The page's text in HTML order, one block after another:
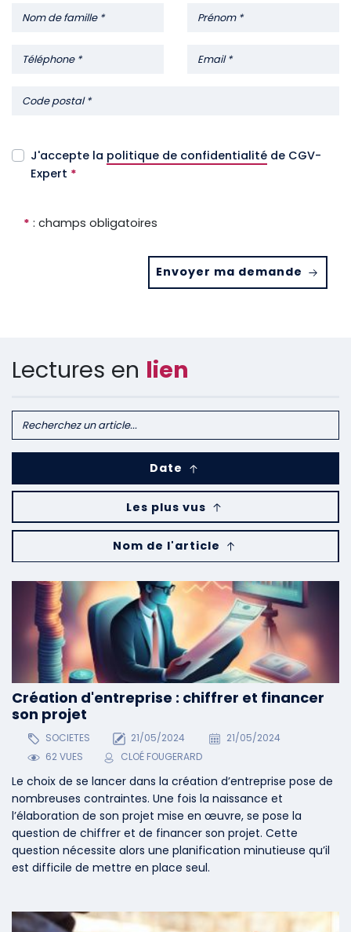
J'accepte la politique de confidentialité de CGV-
Expert *
* : champs obligatoires
Envoyer ma demande
Lectures en lien
Date
Les plus vus
Nom de l'article
Création d'entreprise : chiffrer et financer
son projet
SOCIETES 21/05/2024
21/05/2024
62 VUES
CLOÉ FOUGERARD
Le choix de se lancer dans la création d’entreprise pose de
nombreuses contraintes. Une fois la naissance et
l’élaboration de son projet mise en œuvre, se pose la
question de chiffrer et de financer son projet. Cette
question nécessite alors une planification minutieuse qu’il
est difficile de mettre en place seul.